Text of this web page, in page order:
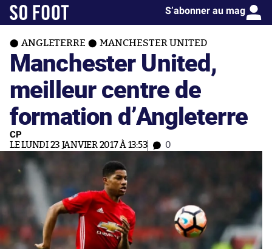
S’abonner au mag
ANGLETERRE MANCHESTER UNITED
Manchester United,
meilleur centre de
formation d’Angleterre
CP
LE LUNDI 23 JANVIER 2017 À 13:53 0